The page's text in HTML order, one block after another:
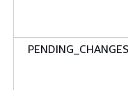
PENDING_CHANGES